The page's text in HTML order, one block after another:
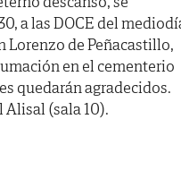
a las DOCE del
Lorenzo de Peñacastillo,
en el cementerio
quedarán agradecidos.
(sala 10).